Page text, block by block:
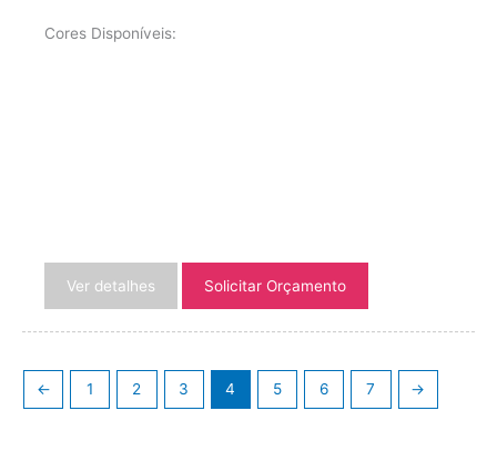
Cores Disponíveis:
Ver detalhes Solicitar Orçamento
← 1 2 3 4 5 6 7 →